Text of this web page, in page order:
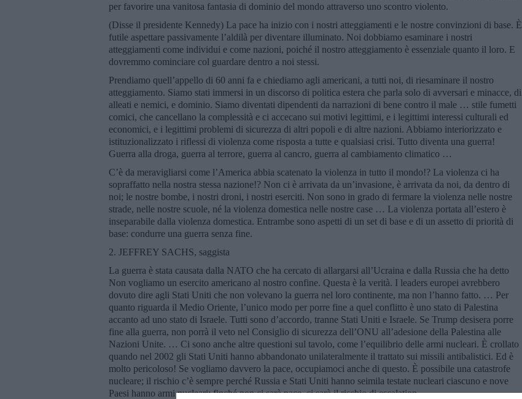
per favorire una vanitosa fantasia di dominio del mondo attraverso uno scontro violento.
(Disse il presidente Kennedy) La pace ha inizio con i nostri atteggiamenti e le nostre convinzioni di base. È
futile aspettare passivamente l’aldilà per diventare illuminato. Noi dobbiamo esaminare i nostri
atteggiamenti come individui e come nazioni, poiché il nostro atteggiamento è essenziale quanto il loro. E
dovremmo cominciare col guardare dentro a noi stessi.
Prendiamo quell’appello di 60 anni fa e chiediamo agli americani, a tutti noi, di riesaminare il nostro
atteggiamento. Siamo stati immersi in un discorso di politica estera che parla solo di avversari e minacce, di
alleati e nemici, e dominio. Siamo diventati dipendenti da narrazioni di bene contro il male … stile fumetti
comici, che cancellano la complessità e ci accecano sui motivi legittimi, e i legittimi interessi culturali ed
economici, e i legittimi problemi di sicurezza di altri popoli e di altre nazioni. Abbiamo interiorizzato e
istituzionalizzato i riflessi di violenza come risposta a tutte e qualsiasi crisi. Tutto diventa una guerra!
Guerra alla droga, guerra al terrore, guerra al cancro, guerra al cambiamento climatico …
C’è da meravigliarsi come l’America abbia scatenato la violenza in tutto il mondo!? La violenza ci ha
sopraffatto nella nostra stessa nazione!? Non ci è arrivata da un’invasione, è arrivata da noi, da dentro di
noi; le nostre bombe, i nostri droni, i nostri eserciti. Non sono in grado di fermare la violenza nelle nostre
strade, nelle nostre scuole, né la violenza domestica nelle nostre case … La violenza portata all’estero è
inseparabile dalla violenza domestica. Entrambe sono aspetti di un set di base e di un assetto di priorità di
base: condurre una guerra senza fine.
2. JEFFREY SACHS, saggista
La guerra è stata causata dalla NATO che ha cercato di allargarsi all’Ucraina e dalla Russia che ha detto
Non vogliamo un esercito americano al nostro confine. Questa è la verità. I leaders europei avrebbero
dovuto dire agli Stati Uniti che non volevano la guerra nel loro continente, ma non l’hanno fatto. … Per
quanto riguarda il Medio Oriente, l’unico modo per porre fine a quel conflitto è uno stato di Palestina
accanto ad uno stato di Israele. Tutti sono d’accordo, tranne Stati Uniti e Israele. Se Trump desisera porre
fine alla guerra, non porrà il veto nel Consiglio di sicurezza dell’ONU all’adesione della Palestina alle
Nazioni Unite. … Ci sono anche altre questioni sul tavolo, come l’equilibrio delle armi nucleari. È crollato
quando nel 2002 gli Stati Uniti hanno abbandonato unilateralmente il trattato sui missili antibalistici. Ed è
molto pericoloso! Se vogliamo davvero la pace, occupiamoci anche di questo. È possibile una catastrofe
nucleare; il rischio c’è sempre perché Russia e Stati Uniti hanno seimila testate nucleari ciascuno e nove
Paesi hanno armi nucleari: finché non ci sarà pace, ci sarà il rischio di escalation.